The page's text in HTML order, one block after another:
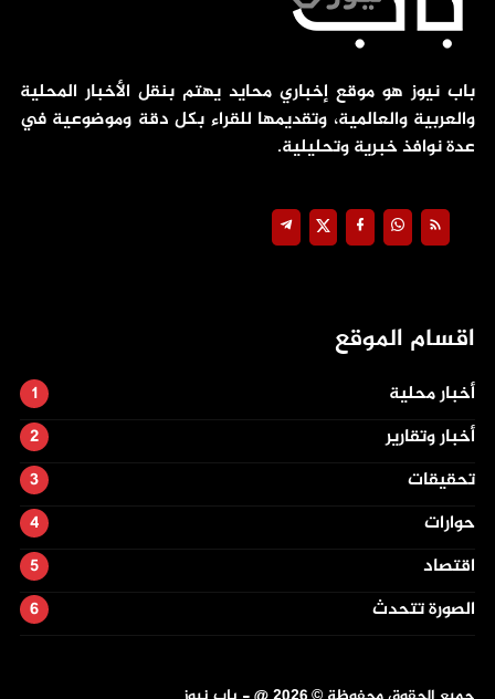
باب نيوز هو موقع إخباري محايد يهتم بنقل الأخبار المحلية
والعربية والعالمية، وتقديمها للقراء بكل دقة وموضوعية في
عدة نوافذ خبرية وتحليلية.
اقسام الموقع
أخبار محلية
أخبار وتقارير
تحقيقات
حوارات
اقتصاد
الصورة تتحدث